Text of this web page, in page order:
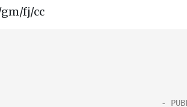
fj/cc